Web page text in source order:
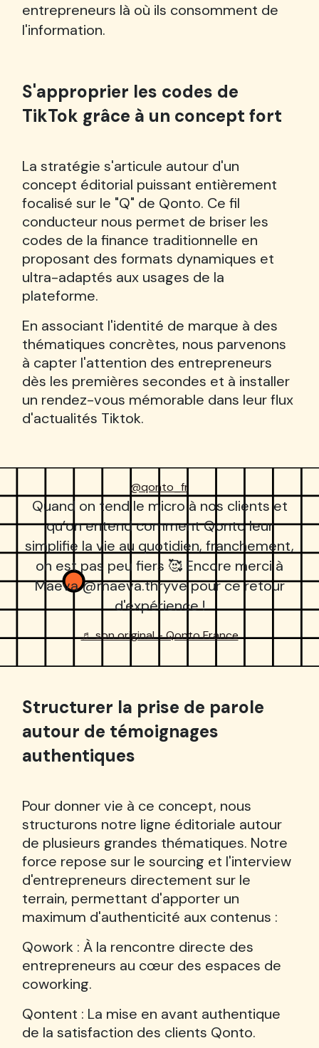
entrepreneurs là où ils consomment de
l'information.
S'approprier les codes de
TikTok grâce à un concept fort
La stratégie s'articule autour d'un
concept éditorial puissant entièrement
focalisé sur le "Q" de Qonto. Ce fil
conducteur nous permet de briser les
codes de la finance traditionnelle en
proposant des formats dynamiques et
ultra-adaptés aux usages de la
plateforme.
En associant l'identité de marque à des
thématiques concrètes, nous parvenons
à capter l'attention des entrepreneurs
dès les premières secondes et à installer
un rendez-vous mémorable dans leur flux
d'actualités Tiktok.
@qonto_fr
Quand on tend le micro à nos clients et
qu’on entend comment Qonto leur
simplifie la vie au quotidien, franchement,
on est pas peu fiers 🥰 Encore merci à
Maëva @maeva.thryve pour ce retour
d'expérience !
♬ son original - Qonto France
Structurer la prise de parole
autour de témoignages
authentiques
Pour donner vie à ce concept, nous
structurons notre ligne éditoriale autour
de plusieurs grandes thématiques. Notre
force repose sur le sourcing et l'interview
d'entrepreneurs directement sur le
terrain, permettant d'apporter un
maximum d'authenticité aux contenus :
Qowork : À la rencontre directe des
entrepreneurs au cœur des espaces de
coworking.
Qontent : La mise en avant authentique
de la satisfaction des clients Qonto.